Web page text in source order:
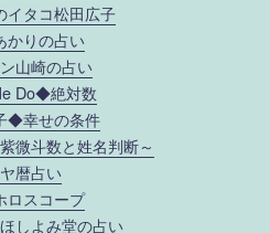
イタコ松田広子
かりの占い
山崎の占い
Do◆絶対数
◆幸せの条件
微斗数と姓名判断～
暦占い
ロスコープ
しよみ堂の占い